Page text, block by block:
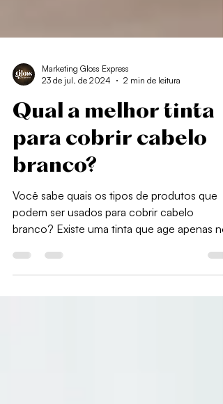
23 de jul. de 2024
2 min de leitura
Qual a melhor tinta
para cobrir cabelo
branco?
Você sabe quais os tipos de produtos que
branco? Existe uma tinta que age apenas
fios brancos